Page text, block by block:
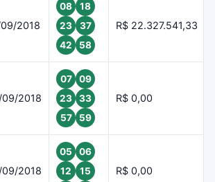
2018
08
18
23
37
42
58
R$ 22.327.541,33
2018
07
09
23
33
57
59
R$ 0,00
2018
05
06
12
15
R$ 0,00